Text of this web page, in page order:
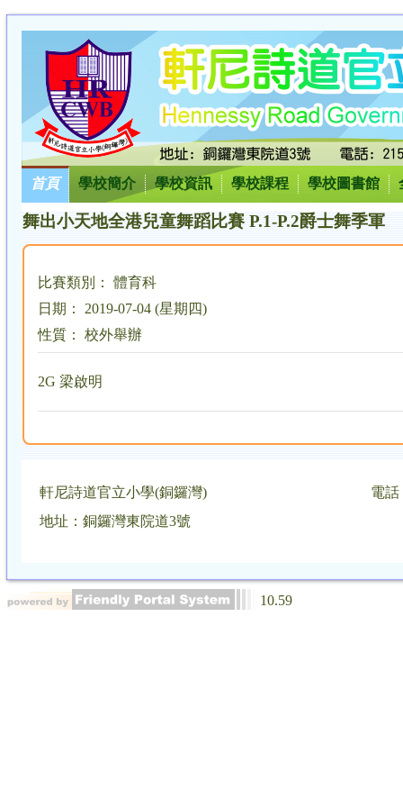
首頁 學校簡介 學校資訊 學校課程 學校圖書館
舞出小天地全港兒童舞蹈比賽 P.1-P.2爵士舞季軍
比賽類別： 體育科
日期： 2019-07-04 (星期四)
性質： 校外舉辦
2G 梁啟明
軒尼詩道官立小學(銅鑼灣)
電話
地址：銅鑼灣東院道3號
10.59